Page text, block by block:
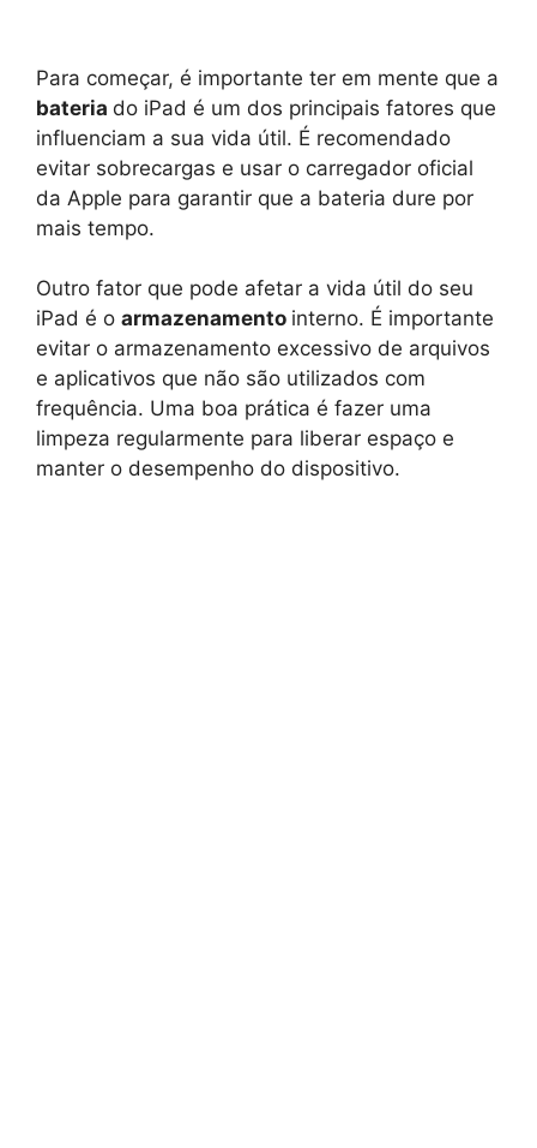
Para começar, é importante ter em mente que a
bateria do iPad é um dos principais fatores que
influenciam a sua vida útil. É recomendado
evitar sobrecargas e usar o carregador oficial
da Apple para garantir que a bateria dure por
mais tempo.
Outro fator que pode afetar a vida útil do seu
iPad é o armazenamento interno. É importante
evitar o armazenamento excessivo de arquivos
e aplicativos que não são utilizados com
frequência. Uma boa prática é fazer uma
limpeza regularmente para liberar espaço e
manter o desempenho do dispositivo.